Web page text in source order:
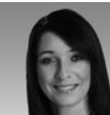
REISEMAGAZINE
THEMEN